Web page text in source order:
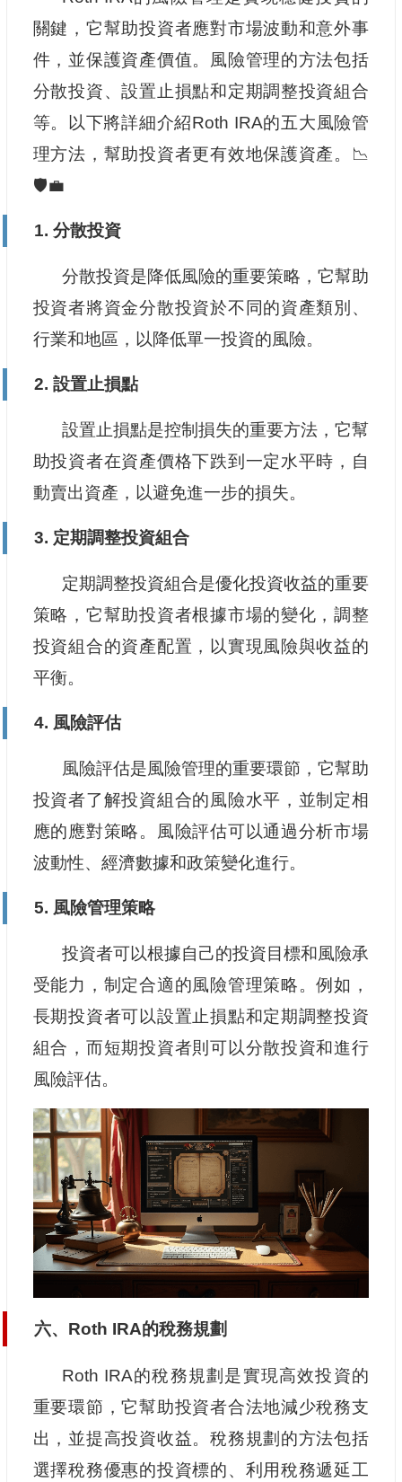
關鍵，它幫助投資者應對市場波動和意外事
件，並保護資產價值。風險管理的方法包括
分散投資、設置止損點和定期調整投資組合
等。以下將詳細介紹Roth IRA的五大風險管
理方法，幫助投資者更有效地保護資產。📉
🛡️💼
1. 分散投資
分散投資是降低風險的重要策略，它幫助
投資者將資金分散投資於不同的資產類別、
行業和地區，以降低單一投資的風險。
2. 設置止損點
設置止損點是控制損失的重要方法，它幫
助投資者在資產價格下跌到一定水平時，自
動賣出資產，以避免進一步的損失。
3. 定期調整投資組合
定期調整投資組合是優化投資收益的重要
策略，它幫助投資者根據市場的變化，調整
投資組合的資產配置，以實現風險與收益的
平衡。
4. 風險評估
風險評估是風險管理的重要環節，它幫助
投資者了解投資組合的風險水平，並制定相
應的應對策略。風險評估可以通過分析市場
波動性、經濟數據和政策變化進行。
5. 風險管理策略
投資者可以根據自己的投資目標和風險承
受能力，制定合適的風險管理策略。例如，
長期投資者可以設置止損點和定期調整投資
組合，而短期投資者則可以分散投資和進行
風險評估。
六、Roth IRA的稅務規劃
Roth IRA的稅務規劃是實現高效投資的
重要環節，它幫助投資者合法地減少稅務支
出，並提高投資收益。稅務規劃的方法包括
選擇稅務優惠的投資標的、利用稅務遞延工